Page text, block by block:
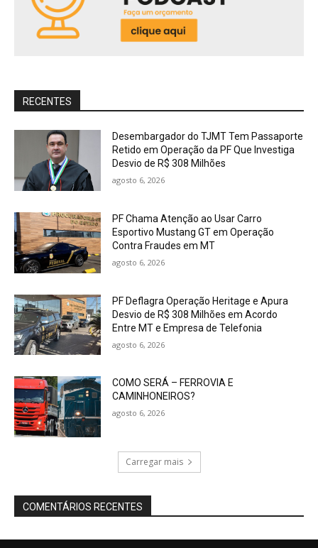
RECENTES
Desembargador do TJMT Tem Passaporte
Retido em Operação da PF Que Investiga
Desvio de R$ 308 Milhões
agosto 6, 2026
PF Chama Atenção ao Usar Carro
Esportivo Mustang GT em Operação
Contra Fraudes em MT
agosto 6, 2026
PF Deflagra Operação Heritage e Apura
Desvio de R$ 308 Milhões em Acordo
Entre MT e Empresa de Telefonia
agosto 6, 2026
COMO SERÁ – FERROVIA E
CAMINHONEIROS?
agosto 6, 2026
Carregar mais
COMENTÁRIOS RECENTES